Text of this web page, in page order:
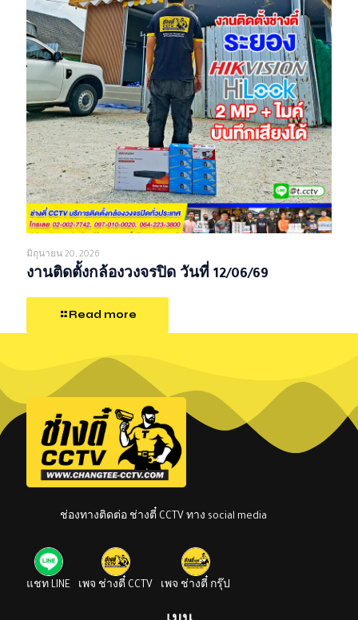
มิถุนายน 20, 2026
งานติดตั้งกล้องวงจรปิด วันที่ 12/06/69
Read more
ช่องทางติดต่อ ช่างตี๋ CCTV ทาง social media
แชท LINE เพจ ช่างตี๋ CCTV เพจ ช่างตี๋ กรุ๊ป